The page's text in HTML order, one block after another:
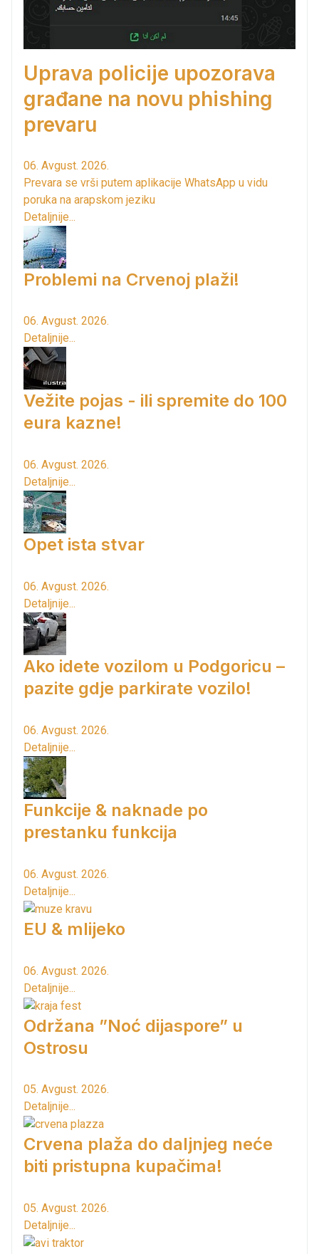
Uprava policije upozorava
građane na novu phishing
prevaru
06. Avgust. 2026.
Prevara se vrši putem aplikacije WhatsApp u vidu
poruka na arapskom jeziku
Detaljnije...
Problemi na Crvenoj plaži!
06. Avgust. 2026.
Detaljnije...
Vežite pojas - ili spremite do 100
eura kazne!
06. Avgust. 2026.
Detaljnije...
Opet ista stvar
06. Avgust. 2026.
Detaljnije...
Ako idete vozilom u Podgoricu –
pazite gdje parkirate vozilo!
06. Avgust. 2026.
Detaljnije...
Funkcije & naknade po
prestanku funkcija
06. Avgust. 2026.
Detaljnije...
EU & mlijeko
06. Avgust. 2026.
Detaljnije...
Održana ”Noć dijaspore” u
Ostrosu
05. Avgust. 2026.
Detaljnije...
Crvena plaža do daljnjeg neće
biti pristupna kupačima!
05. Avgust. 2026.
Detaljnije...